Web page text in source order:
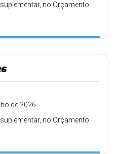
no Orçamento
de 2026
no Orçamento